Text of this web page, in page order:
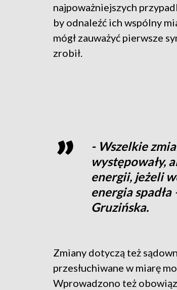
najpoważniejszych
by odnaleźć ich wspólny
mógł zauważyć pierwsze
zrobił.
- Wszelkie
występowały,
energii, jeżeli
energia
Gruzińska.
Zmiany dotyczą też
przesłuchiwane w miarę
Wprowadzono też